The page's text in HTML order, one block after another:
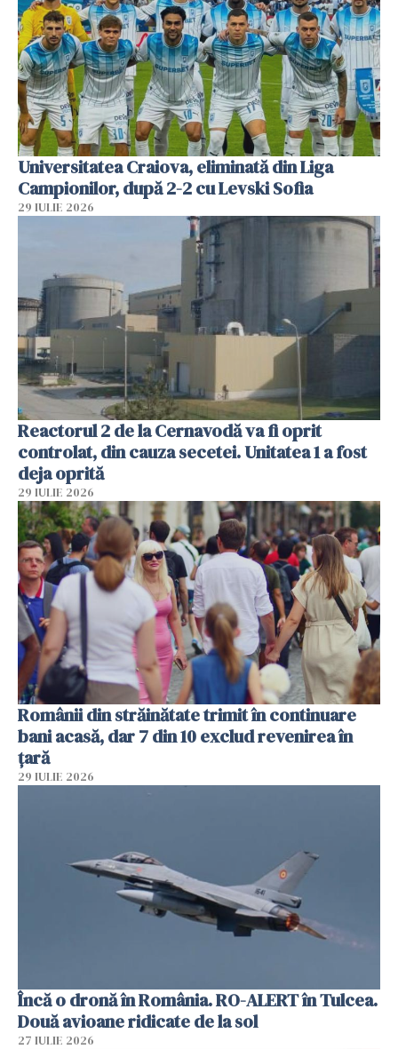
Universitatea Craiova, eliminată din Liga
Campionilor, după 2-2 cu Levski Sofia
29 IULIE 2026
Reactorul 2 de la Cernavodă va fi oprit
controlat, din cauza secetei. Unitatea 1 a fost
deja oprită
29 IULIE 2026
Românii din străinătate trimit în continuare
bani acasă, dar 7 din 10 exclud revenirea în
țară
29 IULIE 2026
Încă o dronă în România. RO-ALERT în Tulcea.
Două avioane ridicate de la sol
27 IULIE 2026